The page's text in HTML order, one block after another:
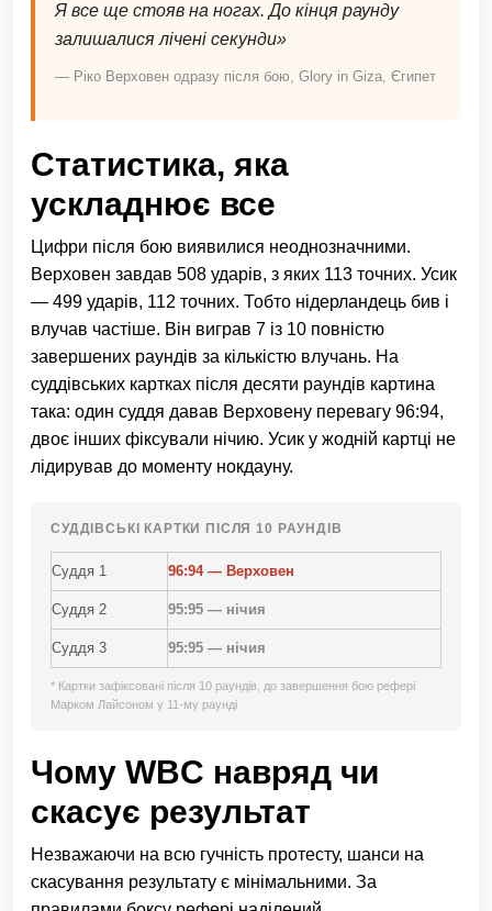
Я все ще стояв на ногах. До кінця раунду
залишалися лічені секунди»
— Ріко Верховен одразу після бою, Glory in Giza, Єгипет
Статистика, яка
ускладнює все
Цифри після бою виявилися неоднозначними.
Верховен завдав 508 ударів, з яких 113 точних. Усик
— 499 ударів, 112 точних. Тобто нідерландець бив і
влучав частіше. Він виграв 7 із 10 повністю
завершених раундів за кількістю влучань. На
суддівських картках після десяти раундів картина
така: один суддя давав Верховену перевагу 96:94,
двоє інших фіксували нічию. Усик у жодній картці не
лідирував до моменту нокдауну.
СУДДІВСЬКІ КАРТКИ ПІСЛЯ 10 РАУНДІВ
Суддя 1 96:94 — Верховен
Суддя 2 95:95 — нічия
Суддя 3 95:95 — нічия
* Картки зафіксовані після 10 раундів, до завершення бою рефері
Марком Лайсоном у 11-му раунді
Чому WBC навряд чи
скасує результат
Незважаючи на всю гучність протесту, шанси на
скасування результату є мінімальними. За